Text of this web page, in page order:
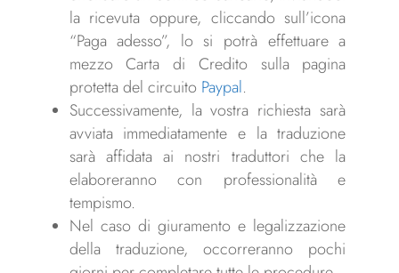
la ricevuta oppure, cliccando sull’icona
“Paga adesso”, lo si potrà effettuare a
mezzo Carta di Credito sulla pagina
protetta del circuito Paypal.
Successivamente, la vostra richiesta sarà
avviata immediatamente e la traduzione
sarà affidata ai nostri traduttori che la
elaboreranno con professionalità e
tempismo.
Nel caso di giuramento e legalizzazione
della traduzione, occorreranno pochi